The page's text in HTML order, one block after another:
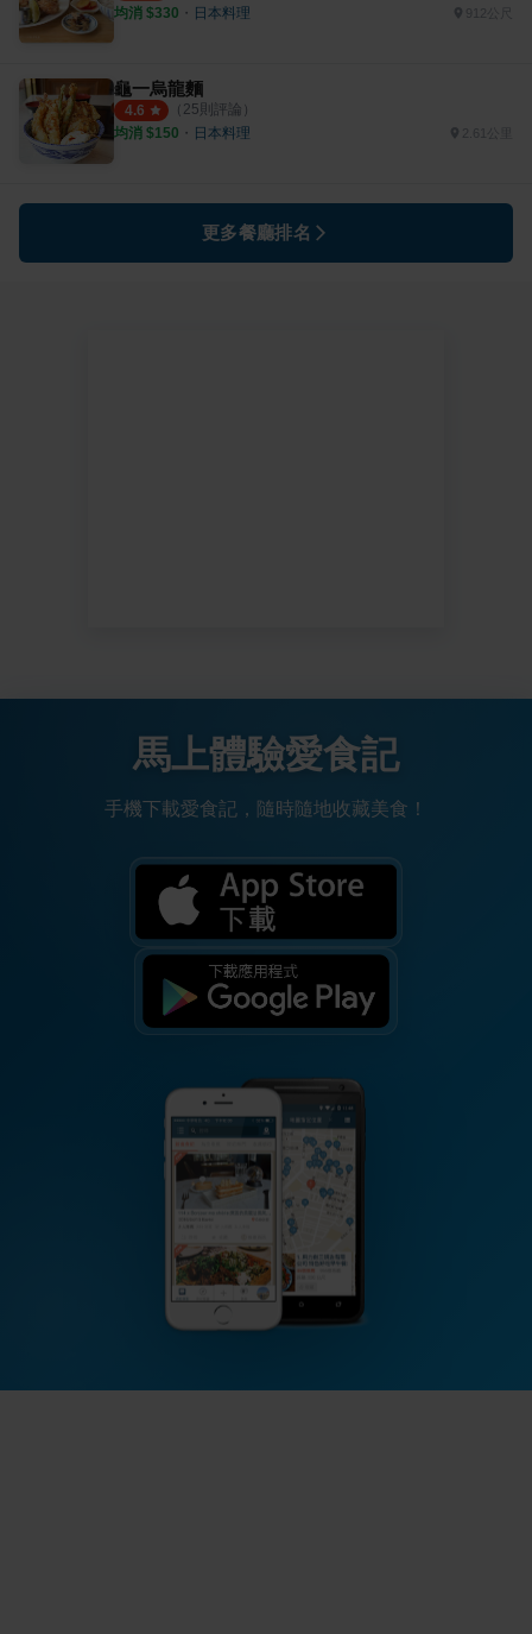
均消 $330 ・ 日本料理
龜一烏龍麵
4.6 （ 25則評論）
均消 $150 ・ 日本料理
更多餐廳排名
馬上體驗愛食記
手機下載愛食記，隨時隨地收藏美食！